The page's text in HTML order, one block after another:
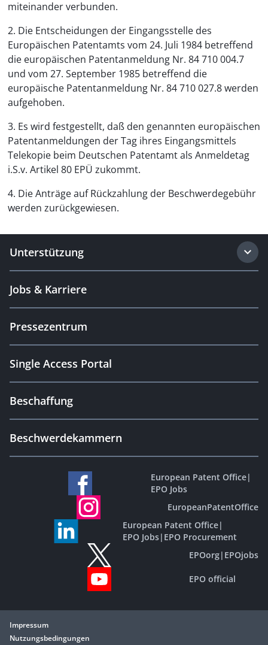
miteinander verbunden.
2. Die Entscheidungen der Eingangsstelle des
Europäischen Patentamts vom 24. Juli 1984 betreffend
die europäischen Patentanmeldung Nr. 84 710 004.7
und vom 27. September 1985 betreffend die
europäische Patentanmeldung Nr. 84 710 027.8 werden
aufgehoben.
3. Es wird festgestellt, daß den genannten europäischen
Patentanmeldungen der Tag ihres Eingangsmittels
Telekopie beim Deutschen Patentamt als Anmeldetag
i.S.v. Artikel 80 EPÜ zukommt.
4. Die Anträge auf Rückzahlung der Beschwerdegebühr
werden zurückgewiesen.
Unterstützung
Jobs & Karriere
Pressezentrum
Single Access Portal
Beschaffung
Beschwerdekammern
European Patent Office|
EPO Jobs
EuropeanPatentOffice
European Patent Office|
EPO Jobs| EPO Procurement
EPOorg| EPOjobs
EPO official
Impressum
Nutzungsbedingungen